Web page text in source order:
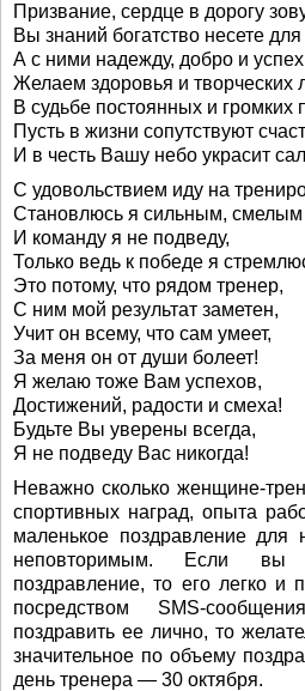
Призвание, сердце в дорогу
Вы знаний богатство несете для
А с ними надежду, добро и
Желаем здоровья и творческих
В судьбе постоянных и громких
Пусть в жизни сопутствуют
И в честь Вашу небо украсит
С удовольствием иду на
Становлюсь я сильным, смелым
И команду я не подведу,
Только ведь к победе я
Это потому, что рядом тренер,
С ним мой результат заметен,
Учит он всему, что сам умеет,
За меня он от души болеет!
Я желаю тоже Вам успехов,
Достижений, радости и смеха!
Будьте Вы уверены всегда,
Я не подведу Вас никогда!
Неважно сколько женщине-
спортивных наград, опыта
маленькое поздравление для
неповторимым. Если вы
поздравление, то его легко и
посредством SMS-
поздравить ее лично, то
значительное по объему
день тренера — 30 октября.